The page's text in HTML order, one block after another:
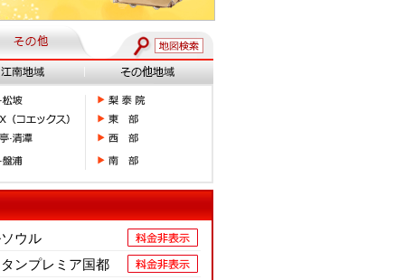
ウル
ンプレミア国都